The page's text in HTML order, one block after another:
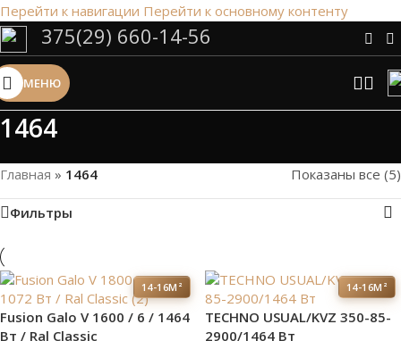
Перейти к навигации Перейти к основному контенту
Сэкономим Ваше время на подбор
Рассчитаем мощность | Предложим от 3х вариантов | В
наличии и под заказ
375(29) 660-14-56
МЕНЮ
1464
Главная » 1464 Показаны все (5)
Фильтры
14-16М²
Fusion Galo V 1600 / 6 / 1464
Вт / Ral Classic
14-16М²
TECHNO USUAL/KVZ 350-85-
2900/1464 Вт